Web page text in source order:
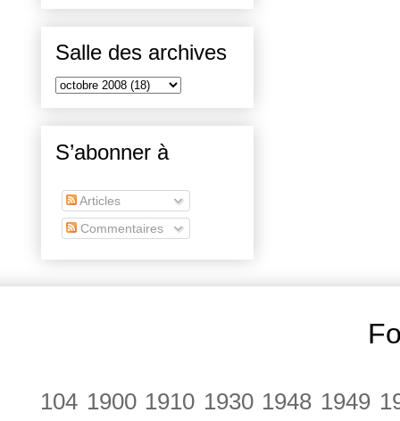
Salle des archives
S’abonner à
Articles
Commentaires
104 1900 1910 1930 1948 1949